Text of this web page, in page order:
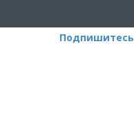
Подпишитесь